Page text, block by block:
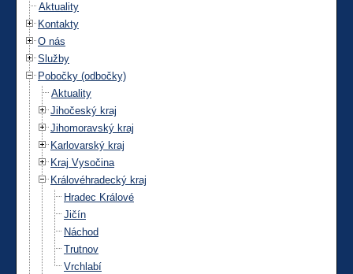
Aktuality
Kontakty
O nás
Služby
Pobočky (odbočky)
Aktuality
Jihočeský kraj
Jihomoravský kraj
Karlovarský kraj
Kraj Vysočina
Královéhradecký kraj
Hradec Králové
Jičín
Náchod
Trutnov
Vrchlabí